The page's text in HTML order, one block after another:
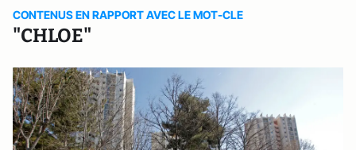
CONTENUS EN RAPPORT AVEC LE MOT-CLE
"CHLOE"